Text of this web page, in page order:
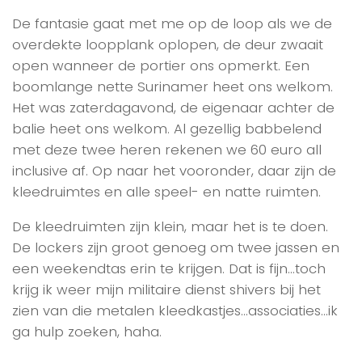
De fantasie gaat met me op de loop als we de
overdekte loopplank oplopen, de deur zwaait
open wanneer de portier ons opmerkt. Een
boomlange nette Surinamer heet ons welkom.
Het was zaterdagavond, de eigenaar achter de
balie heet ons welkom. Al gezellig babbelend
met deze twee heren rekenen we 60 euro all
inclusive af. Op naar het vooronder, daar zijn de
kleedruimtes en alle speel- en natte ruimten.
De kleedruimten zijn klein, maar het is te doen.
De lockers zijn groot genoeg om twee jassen en
een weekendtas erin te krijgen. Dat is fijn…toch
krijg ik weer mijn militaire dienst shivers bij het
zien van die metalen kleedkastjes…associaties…ik
ga hulp zoeken, haha.